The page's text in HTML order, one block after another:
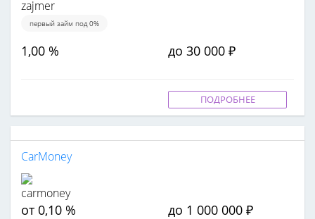
первый займ под 0%
1,00 % до 30 000 ₽
ПОДРОБНЕЕ
CarMoney
от 0,10 % до 1 000 000 ₽